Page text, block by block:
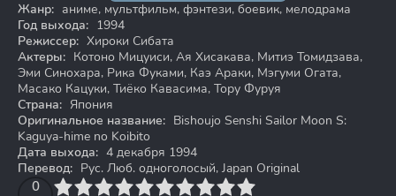
Жанр: аниме, мультфильм, фэнтези, боевик, мелодрама
Год выхода: 1994
Режиссер: Хироки Сибата
Актеры: Котоно Мицуиси, Ая Хисакава, Митиэ Томидзава,
Эми Синохара, Рика Фуками, Каэ Араки, Мэгуми Огата,
Масако Кацуки, Тиёко Кавасима, Тору Фуруя
Страна: Япония
Оригинальное название: Bishoujo Senshi Sailor Moon S:
Kaguya-hime no Koibito
Дата выхода: 4 декабря 1994
Перевод: Рус. Люб. одноголосый, Japan Original
0
4 6 7 8 9 10